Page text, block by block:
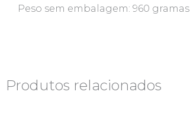
Peso sem embalagem: 960 gramas
Produtos relacionados